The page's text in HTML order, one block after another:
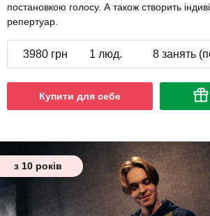
постановкою голосу. А також створить
репертуар.
3980 грн 1 люд. 8 занять
Купити для себе
з 10 років